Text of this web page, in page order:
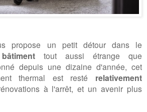
propose un petit détour dans le
bâtiment tout aussi étrange que
depuis une dizaine d'année, cet
thermal est resté relativement
à l'arrêt, et un avenir plus